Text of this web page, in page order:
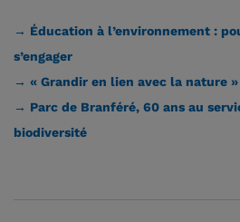
→ Éducation à l’environnement :
s’engager
→ « Grandir en lien avec la nature »
→ Parc de Branféré, 60 ans au
biodiversité